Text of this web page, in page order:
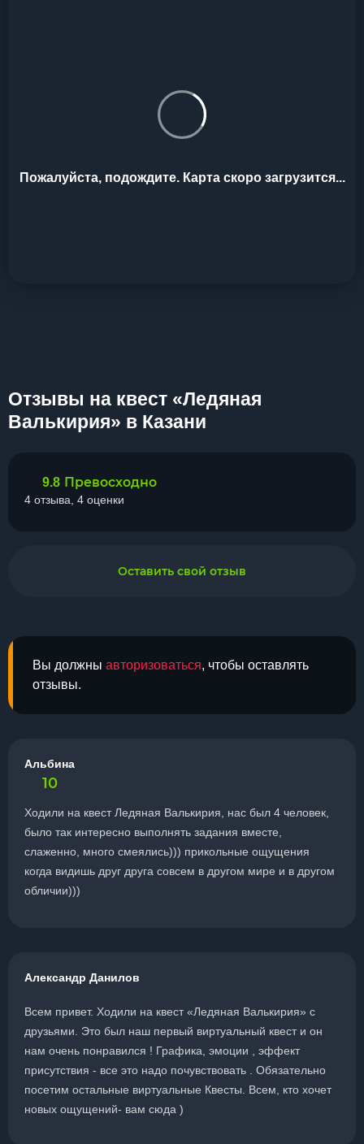
Пожалуйста, подождите. Карта скоро загрузится...
Отзывы на квест «Ледяная
Валькирия» в Казани
Вы должны авторизоваться, чтобы оставлять
отзывы.
Альбина
10
Ходили на квест Ледяная Валькирия, нас был 4 человек,
было так интересно выполнять задания вместе,
слаженно, много смеялись))) прикольные ощущения
когда видишь друг друга совсем в другом мире и в другом
обличии)))
Александр Данилов
Всем привет. Ходили на квест «Ледяная Валькирия» с
друзьями. Это был наш первый виртуальный квест и он
нам очень понравился ! Графика, эмоции , эффект
присутствия - все это надо почувствовать . Обязательно
посетим остальные виртуальные Квесты. Всем, кто хочет
новых ощущений- вам сюда )
9.8 Превосходно
4 отзыва, 4 оценки
Оставить свой отзыв